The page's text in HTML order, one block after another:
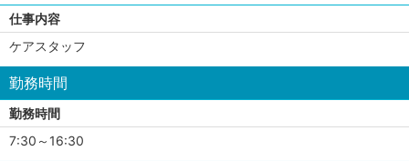
仕事内容
ケアスタッフ
勤務時間
勤務時間
7:30～16:30